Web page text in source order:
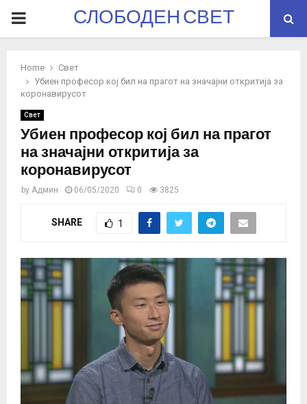
PRIMARYСЛОБОДЕН СВЕТ
Home
Свет
Убиен професор кој бил на прагот на значајни откритија за
коронавирусот
Свет
Убиен професор кој бил на прагот
на значајни откритија за
коронавирусот
by Админ 06/05/2020 0 3825
SHARE 1